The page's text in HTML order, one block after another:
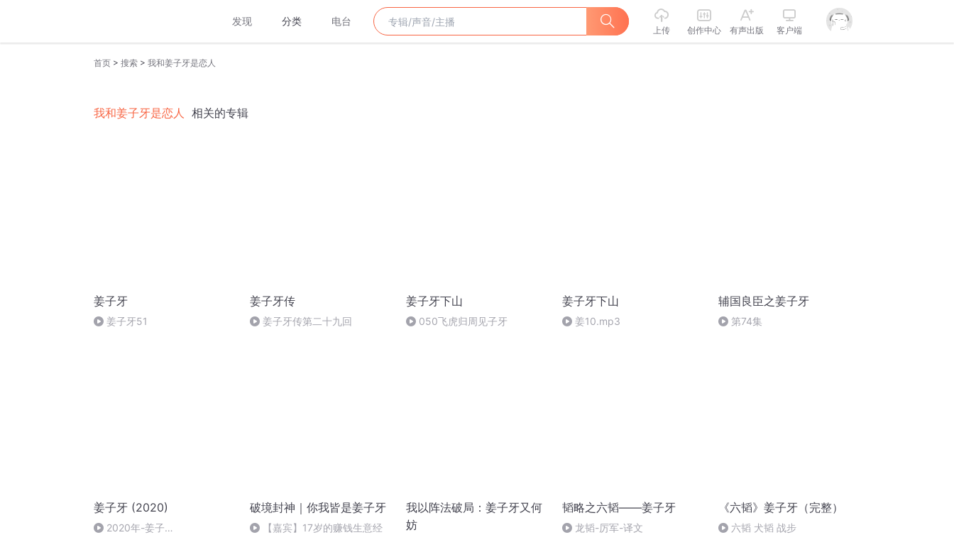
发现 分类 电台
上传 创作中心 有声出版 客户端
首页 > 搜索 > 我和姜子牙是恋人
我和姜子牙是恋人 相关的专辑
姜子牙
姜子牙51
姜子牙传
姜子牙传第二十九回
姜子牙下山
050飞虎归周见子牙
姜子牙下山
姜10.mp3
辅国良臣之姜子牙
第74集
姜子牙 (2020)
2020年-姜子
破境封神｜你我皆是姜子牙
【嘉宾】17岁的赚钱生意经
我以阵法破局：姜子牙又何
妨
韬略之六韬——姜子牙
龙韬-厉军-译文
《六韬》姜子牙（完整）
六韬 犬韬 战步